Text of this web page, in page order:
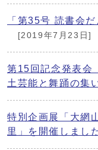
「第35号 読書会
[2019年7月23日]
第15回記念発表
土芸能と舞踊の集
特別企画展「大網
里」を開催しまし